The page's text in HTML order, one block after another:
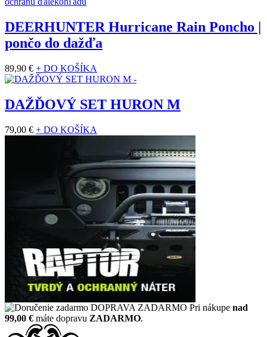
DEERHUNTER Hurricane Rain Poncho |
pončo do dažďa
89,90 € + DO KOŠÍKA
DAŽĎOVÝ SET HURON M
79,00 € + DO KOŠÍKA
DOPRAVA ZADARMO Pri nákupe nad
99,00 € máte dopravu ZADARMO.